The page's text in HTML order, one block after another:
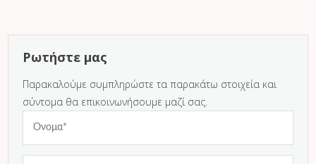
Ρωτήστε μας
Παρακαλούμε συμπληρώστε τα παρακάτω στοιχεία και
σύντομα θα επικοινωνήσουμε μαζί σας.